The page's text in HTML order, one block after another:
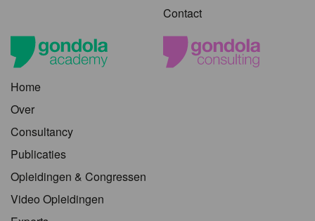
Contact
Home
Over
Consultancy
Publicaties
Opleidingen & Congressen
Video Opleidingen